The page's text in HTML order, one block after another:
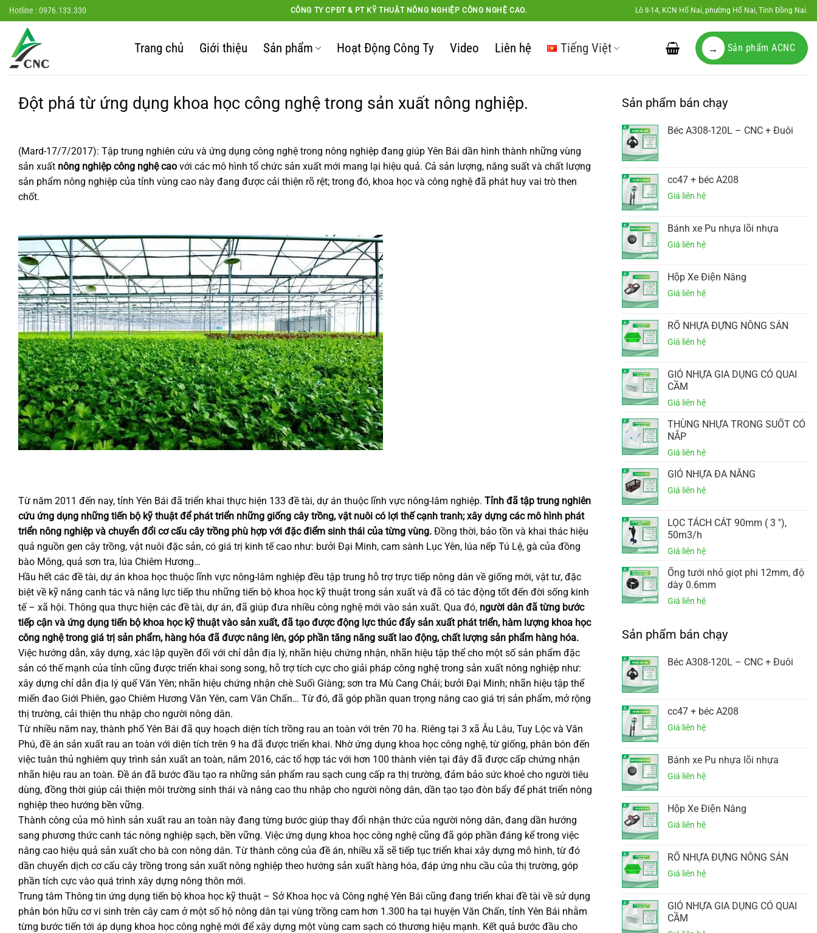
Chuyển
đến
dung
Hotline : 0976.133.330 CÔNG TY CPĐT & PT KỸ THUẬT NÔNG NGHIỆP CÔNG NGHỆ CAO. Lô II-14, KCN Hố Nai, phường Hố Nai, Tỉnh Đồng Nai.
Trang chủ Giới thiệu Sản phẩm Hoạt Động Công Ty Video Liên hệ Tiếng Việt → Sản phẩm ACNC
Đột phá từ ứng dụng khoa học công nghệ trong sản xuất nông nghiệp.
(Mard-17/7/2017): Tập trung nghiên cứu và ứng dụng công nghệ trong nông nghiệp đang giúp Yên Bái dần hình thành những vùng
sản xuất nông nghiệp công nghệ cao với các mô hình tổ chức sản xuất mới mang lại hiệu quả. Cả sản lượng, năng suất và chất lượng
sản phẩm nông nghiệp của tỉnh vùng cao này đang được cải thiện rõ rệt; trong đó, khoa học và công nghệ đã phát huy vai trò then
chốt.
Từ năm 2011 đến nay, tỉnh Yên Bái đã triển khai thực hiện 133 đề tài, dự án thuộc lĩnh vực nông-lâm nghiệp. Tỉnh đã tập trung nghiên
cứu ứng dụng những tiến bộ kỹ thuật để phát triển những giống cây trồng, vật nuôi có lợi thế cạnh tranh; xây dựng các mô hình phát
triển nông nghiệp và chuyển đổi cơ cấu cây trồng phù hợp với đặc điểm sinh thái của từng vùng. Đồng thời, bảo tồn và khai thác hiệu
quả nguồn gen cây trồng, vật nuôi đặc sản, có giá trị kinh tế cao như: bưởi Đại Minh, cam sành Lục Yên, lúa nếp Tú Lệ, gà của đồng
bào Mông, quả sơn tra, lúa Chiêm Hương…
Hầu hết các đề tài, dự án khoa học thuộc lĩnh vực nông-lâm nghiệp đều tập trung hỗ trợ trực tiếp nông dân về giống mới, vật tư, đặc
biệt về kỹ năng canh tác và năng lực tiếp thu những tiến bộ khoa học kỹ thuật trong sản xuất và đã có tác động tốt đến đời sống kinh
tế – xã hội. Thông qua thực hiện các đề tài, dự án, đã giúp đưa nhiều công nghệ mới vào sản xuất. Qua đó, người dân đã từng bước
tiếp cận và ứng dụng tiến bộ khoa học kỹ thuật vào sản xuất, đã tạo được động lực thúc đẩy sản xuất phát triển, hàm lượng khoa học
công nghệ trong giá trị sản phẩm, hàng hóa đã được nâng lên, góp phần tăng năng suất lao động, chất lượng sản phẩm hàng hóa.
Việc hướng dẫn, xây dựng, xác lập quyền đối với chỉ dẫn địa lý, nhãn hiệu chứng nhận, nhãn hiệu tập thể cho một số sản phẩm đặc
sản có thế mạnh của tỉnh cũng được triển khai song song, hỗ trợ tích cực cho giải pháp công nghệ trong sản xuất nông nghiệp như:
xây dựng chỉ dẫn địa lý quế Văn Yên; nhãn hiệu chứng nhận chè Suối Giàng; sơn tra Mù Cang Chải; bưởi Đại Minh; nhãn hiệu tập thể
miến đao Giới Phiên, gạo Chiêm Hương Văn Yên, cam Văn Chấn… Từ đó, đã góp phần quan trọng nâng cao giá trị sản phẩm, mở rộng
thị trường, cải thiện thu nhập cho người nông dân.
Từ nhiều năm nay, thành phố Yên Bái đã quy hoạch diện tích trồng rau an toàn với trên 70 ha. Riêng tại 3 xã Âu Lâu, Tuy Lộc và Văn
Phú, đề án sản xuất rau an toàn với diện tích trên 9 ha đã được triển khai. Nhờ ứng dụng khoa học công nghệ, từ giống, phân bón đến
việc tuân thủ nghiêm quy trình sản xuất an toàn, năm 2016, các tổ hợp tác với hơn 100 thành viên tại đây đã được cấp chứng nhận
nhãn hiệu rau an toàn. Đề án đã bước đầu tạo ra những sản phẩm rau sạch cung cấp ra thị trường, đảm bảo sức khoẻ cho người tiêu
dùng, đồng thời giúp cải thiện môi trường sinh thái và nâng cao thu nhập cho người nông dân, dần tạo tạo đòn bẩy để phát triển nông
nghiệp theo hướng bền vững.
Thành công của mô hình sản xuất rau an toàn này đang từng bước giúp thay đổi nhận thức của người nông dân, đang dần hướng
sang phương thức canh tác nông nghiệp sạch, bền vững. Việc ứng dụng khoa học công nghệ cũng đã góp phần đáng kể trong việc
nâng cao hiệu quả sản xuất cho bà con nông dân. Từ thành công của đề án, nhiều xã sẽ tiếp tục triển khai xây dựng mô hình, từ đó
dần chuyển dịch cơ cấu cây trồng trong sản xuất nông nghiệp theo hướng sản xuất hàng hóa, đáp ứng nhu cầu của thị trường, góp
phần tích cực vào quá trình xây dựng nông thôn mới.
Trung tâm Thông tin ứng dụng tiến bộ khoa học kỹ thuật – Sở Khoa học và Công nghệ Yên Bái cũng đang triển khai đề tài về sử dụng
phân bón hữu cơ vi sinh trên cây cam ở một số hộ nông dân tại vùng trồng cam hơn 1.300 ha tại huyện Văn Chấn, tỉnh Yên Bái nhằm
từng bước tiến tới áp dụng khoa học công nghệ mới để xây dựng một vùng cam sạch có thương hiệu mạnh. Kết quả bước đầu cho
Sản phẩm bán chạy
Béc A308-120L – CNC + Đuôi
cc47 + béc A208
Bánh xe Pu nhựa lõi nhựa
Hộp Xe Điện Nâng
RỔ NHỰA ĐỰNG NÔNG SẢN
GIỎ NHỰA GIA DỤNG CÓ QUAI
CẦM
THÙNG NHỰA TRONG SUỐT CÓ
NẮP
GIỎ NHỰA ĐA NĂNG
LỌC TÁCH CÁT 90mm ( 3 ''),
50m3/h
Ống tưới nhỏ giọt phi 12mm, độ
dày 0.6mm
Sản phẩm bán chạy
Béc A308-120L – CNC + Đuôi
cc47 + béc A208
Bánh xe Pu nhựa lõi nhựa
Hộp Xe Điện Nâng
RỔ NHỰA ĐỰNG NÔNG SẢN
GIỎ NHỰA GIA DỤNG CÓ QUAI
CẦM